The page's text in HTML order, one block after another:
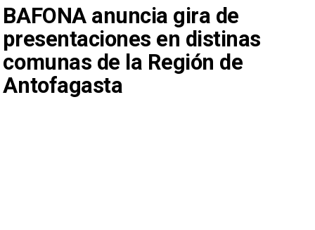
BAFONA anuncia gira de
presentaciones en distinas
comunas de la Región de
Antofagasta